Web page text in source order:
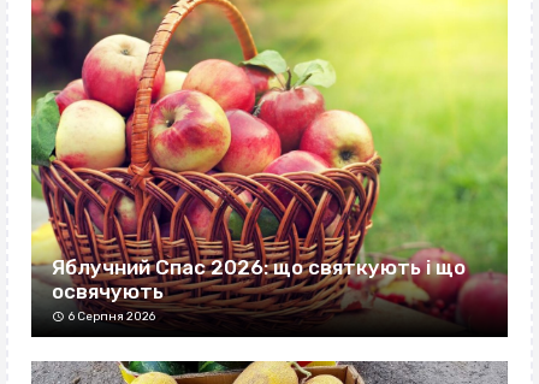
Яблучний Спас 2026: що святкують і що
освячують
6 Серпня 2026